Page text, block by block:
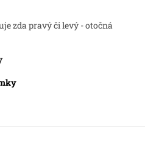
zda pravý či levý - otočná